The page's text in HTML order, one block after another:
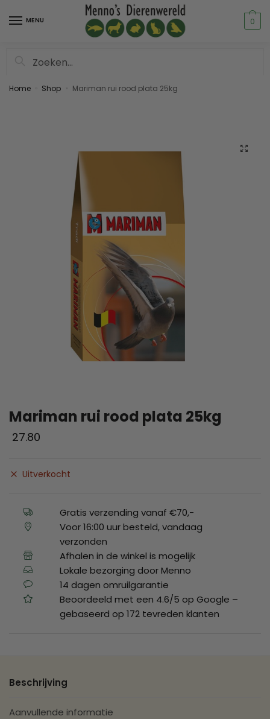
MENU 0
Home Shop Mariman rui rood plata 25kg
Mariman rui rood plata 25kg
27.80
Uitverkocht
Gratis verzending vanaf €70,-
Voor 16:00 uur besteld, vandaag
verzonden
Afhalen in de winkel is mogelijk
Lokale bezorging door Menno
14 dagen omruilgarantie
Beoordeeld met een 4.6/5 op Google –
gebaseerd op 172 tevreden klanten
Beschrijving
Aanvullende informatie